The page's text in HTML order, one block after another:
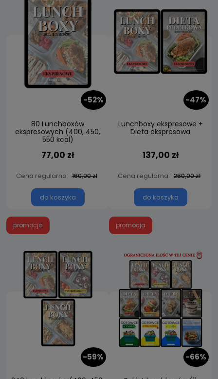
-52%
80 Lunchboxów
ekspresowych (400, 450,
550 kcal)
77,00 zł
Cena regularna: 160,00 zł
do koszyka
-47%
Lunchboxy ekspresowe +
Dieta ekspresowa
137,00 zł
Cena regularna: 260,00 zł
do koszyka
-59%
promocja
-66%
promocja